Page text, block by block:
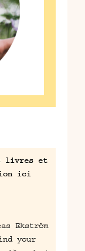
livres et
ici
Ekström
your